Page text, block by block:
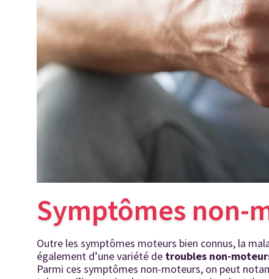
Symptômes non-
Outre les symptômes moteurs bien connus, la
également d’une variété de troubles non-
Parmi ces symptômes non-moteurs, on peut